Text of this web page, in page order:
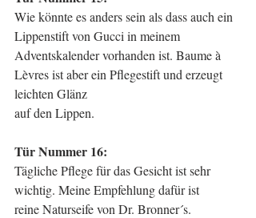
Wie könnte es anders sein als dass auch ein
Lippenstift von Gucci in meinem
Adventskalender vorhanden ist. Baume à
Lèvres ist aber ein Pflegestift und erzeugt
leichten Glänz
auf den Lippen.
Tür Nummer 16:
Tägliche Pflege für das Gesicht ist sehr
wichtig. Meine Empfehlung dafür ist
reine Naturseife von Dr. Bronner´s.